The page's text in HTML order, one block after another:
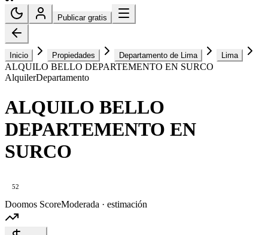
Publicar gratis
Inicio Propiedades Departamento de Lima Lima
ALQUILO BELLO DEPARTEMENTO EN SURCO
AlquilerDepartamento
ALQUILO BELLO
DEPARTEMENTO EN
SURCO
52
Doomos ScoreModerada · estimación